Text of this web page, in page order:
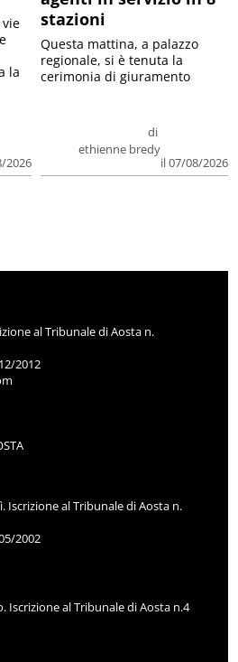
2026
la
stazioni
di
ethienne bredy
il 07/08/2026
Questa mattina, a palazzo
regionale, si è tenuta la
cerimonia di giuramento
al Tribunale di Aosta n.
2012
Iscrizione al Tribunale di Aosta n.
2002
Iscrizione al Tribunale di Aosta n.4